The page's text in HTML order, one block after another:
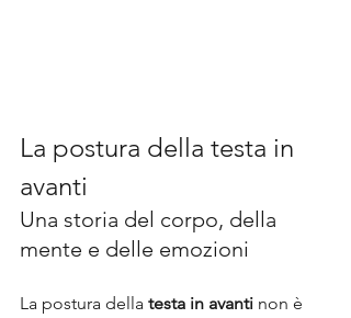
La postura della testa in
avanti
Una storia del corpo, della
mente e delle emozioni
La postura della testa in avanti non è